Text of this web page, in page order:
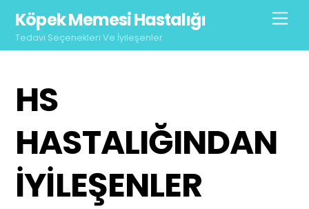
content
Köpek Memesi Hastalığı
Tedavi Seçenekleri Ve İyileşenler
HS
HASTALIĞINDAN
IYILEŞENLER